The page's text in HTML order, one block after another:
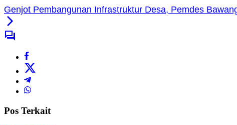
Genjot Pembangunan Infrastruktur Desa, Pemdes
Pos Terkait